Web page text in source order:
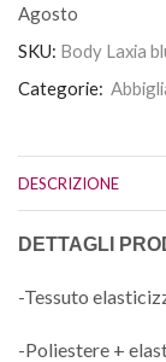
Agosto
SKU: Body Laxia
Categorie:
DESCRIZIONE
DETTAGLI
-Tessuto
-Poliestere +